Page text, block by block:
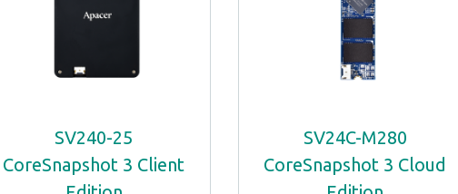
SV240-25
CoreSnapshot 3 Client
SV24C-M280
CoreSnapshot 3 Cloud